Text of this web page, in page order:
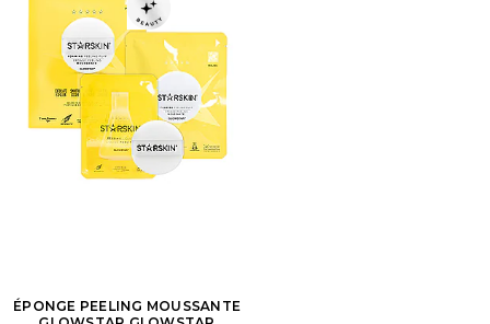
ÉPONGE PEELING MOUSSANTE